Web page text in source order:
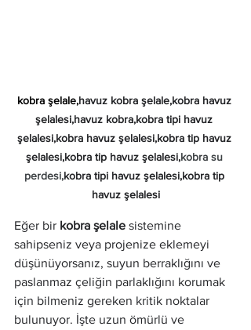
kobra şelale,havuz kobra şelale,kobra havuz
şelalesi,havuz kobra,kobra tipi havuz
şelalesi,kobra havuz şelalesi,kobra tip havuz
şelalesi,kobra tip havuz şelalesi,kobra su
perdesi,kobra tipi havuz şelalesi,kobra tip
havuz şelalesi
Eğer bir kobra şelale sistemine
sahipseniz veya projenize eklemeyi
düşünüyorsanız, suyun berraklığını ve
paslanmaz çeliğin parlaklığını korumak
için bilmeniz gereken kritik noktalar
bulunuyor. İşte uzun ömürlü ve